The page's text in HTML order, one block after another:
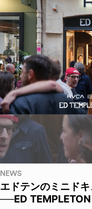
NEWS
エドテンのミニド
──ED